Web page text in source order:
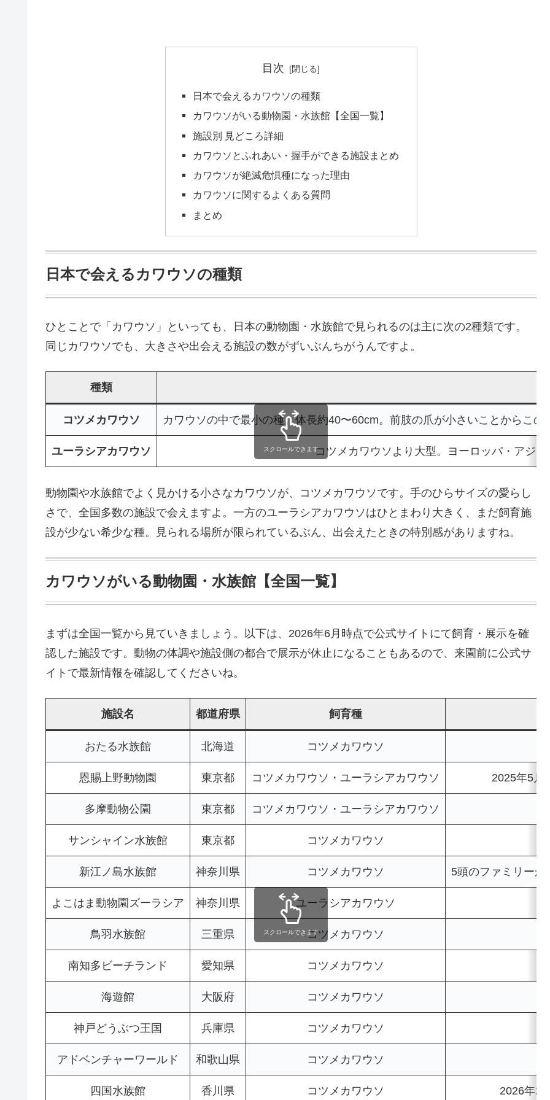
目次
日本で会えるカワウソの種類
カワウソがいる動物園・水族館【全国一覧】
施設別 見どころ詳細
カワウソとふれあい・握手ができる施設まとめ
カワウソが絶滅危惧種になった理由
カワウソに関するよくある質問
まとめ
日本で会えるカワウソの種類
ひとことで「カワウソ」といっても、日本の動物園・水族館で見られるのは主に次の2種類です。
同じカワウソでも、大きさや出会える施設の数がずいぶんちがうんですよ。
種類
コツメカワウソ カワウソの中で最小の種。体長約40〜60cm。前肢の爪が小さいことからこ
ユーラシアカワウソ コツメカワウソより大型。ヨーロッパ・アジ
スクロールできます
動物園や水族館でよく見かける小さなカワウソが、コツメカワウソです。手のひらサイズの愛らし
さで、全国多数の施設で会えますよ。一方のユーラシアカワウソはひとまわり大きく、まだ飼育施
設が少ない希少な種。見られる場所が限られているぶん、出会えたときの特別感がありますね。
カワウソがいる動物園・水族館【全国一覧】
まずは全国一覧から見ていきましょう。以下は、2026年6月時点で公式サイトにて飼育・展示を確
認した施設です。動物の体調や施設側の都合で展示が休止になることもあるので、来園前に公式サ
イトで最新情報を確認してくださいね。
施設名 都道府県 飼育種
おたる水族館 北海道 コツメカワウソ
恩賜上野動物園 東京都 コツメカワウソ・ユーラシアカワウソ 2025年5月
多摩動物公園 東京都 コツメカワウソ・ユーラシアカワウソ
サンシャイン水族館 東京都 コツメカワウソ
新江ノ島水族館 神奈川県 コツメカワウソ 5頭のファミリー
よこはま動物園ズーラシア 神奈川県 ユーラシアカワウソ
鳥羽水族館 三重県 コツメカワウソ
南知多ビーチランド 愛知県 コツメカワウソ
海遊館 大阪府 コツメカワウソ
神戸どうぶつ王国 兵庫県 コツメカワウソ
アドベンチャーワールド 和歌山県 コツメカワウソ
四国水族館 香川県 コツメカワウソ 2026年2
スクロールできます